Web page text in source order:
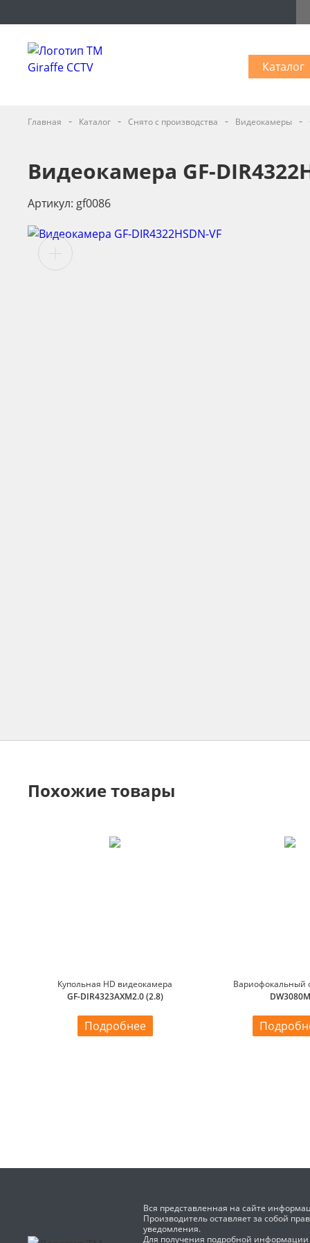
Каталог
Главная - Каталог - Снято с производства - Видеокамеры -
Видеокамера GF-
Артикул: gf0086
Похожие товары
Купольная HD видеокамера
GF-DIR4323AXM2.0 (2.8)
Подробнее
Вариофокальный
DW3080M
Вся представленная на сайте
Производитель оставляет за собой
уведомления.
Для получения подробной